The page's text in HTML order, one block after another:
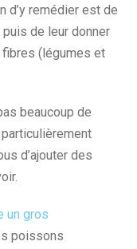
d’y remédier est de
de leur donner
(légumes et
beaucoup de
d’ajouter des
un gros
poissons